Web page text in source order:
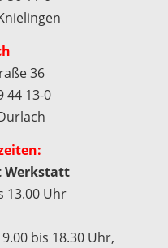
36
44 13-0
Werkstatt
13.00 Uhr
bis 18.30 Uhr,